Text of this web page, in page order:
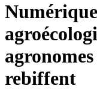
rebiffent